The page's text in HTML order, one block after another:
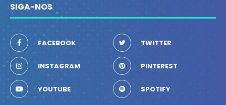
SIGA-NOS
FACEBOOK TWITTER
INSTAGRAM PINTEREST
YOUTUBE SPOTIFY